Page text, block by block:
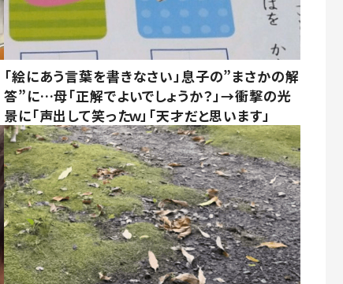
「絵にあう言葉を書きなさい」息子の”まさかの解
答”に…母「正解でよいでしょうか？」→衝撃の光
景に「声出して笑ったｗ」「天才だと思います」